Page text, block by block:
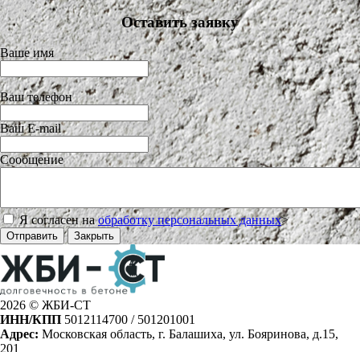
Оставить заявку
Ваше имя
Ваш телефон
Ваш E-mail
Сообщение
Я согласен наобработку персональных данных>
Отправить Закрыть
2026 © ЖБИ-СТ
ИНН/КПП 5012114700 / 501201001
Адрес: Московская область, г. Балашиха, ул. Бояринова, д.15,
201